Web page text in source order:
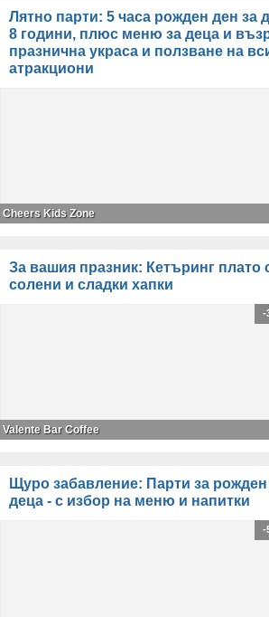
Лятно парти: 5 часа рожден ден за
8 години, плюс меню за деца и
празнична украса и ползване на
атракциони
Cheers Kids Zone
За вашия празник: Кетъринг плато
солени и сладки хапки
-
Valente Bar Coffee
Щуро забавление: Парти за рожден
деца - с избор на меню и напитки
-